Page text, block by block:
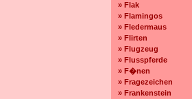
» Flak
» Flamingos
» Fledermaus
» Flirten
» Flugzeug
» Flusspferde
» F�nen
» Fragezeichen
» Frankenstein